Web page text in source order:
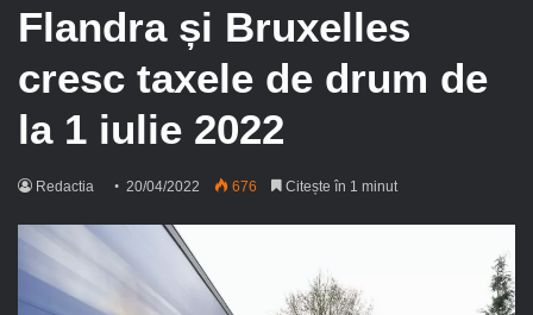
Flandra și Bruxelles
cresc taxele de drum de
la 1 iulie 2022
Redactia 20/04/2022 676 Citește în 1 minut